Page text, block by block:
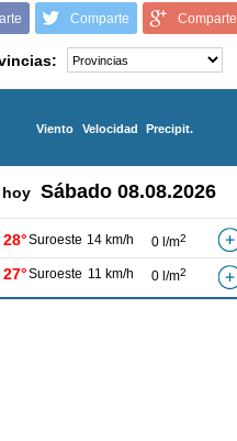
Comparte Comparte
Viento Velocidad Precipit.
hoy Sábado 08.08.2026
28°Suroeste 14 km/h 0 l/m2
27°Suroeste 11 km/h 0 l/m2